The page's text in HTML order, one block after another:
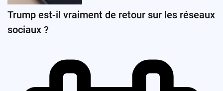
Trump est-il vraiment de retour sur les réseaux
sociaux ?